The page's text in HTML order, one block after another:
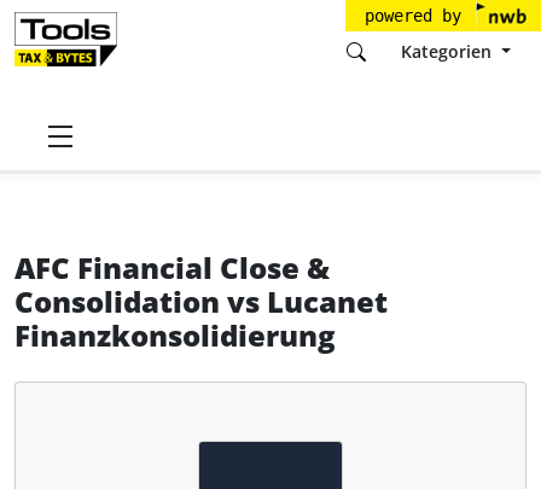
powered by
Kategorien
Startseite
AFC Financial Close &
Consolidation vs Lucanet
Finanzkonsolidierung